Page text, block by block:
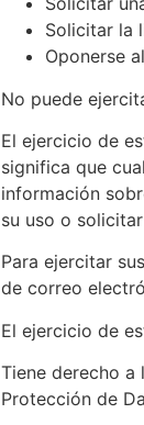
Solicitar la
Oponerse
No puede
El ejercicio de
significa que
información
su uso o
Para ejercitar
de correo
El ejercicio de
Tiene derecho a
Protección de